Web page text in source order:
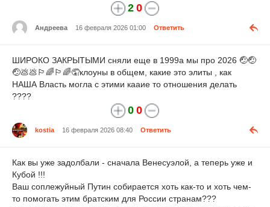
2 0
Андреева 16 февраля 2026 01:00 Ответить
ШИРОКО ЗАКРЫТЫМИ сняли еще в 1999а мы про 2026 🤕🤕
🤕💩💩🏳️‍🌈🏳️‍🌈🤦клоуны в общем, какие это элиты , как
НАША Власть могла с этими кааие то отношения делать
????
0 0
kostia 16 февраля 2026 08:40 Ответить
Как вы уже задолбали - сначала Венесуэлой, а теперь уже и
Кубой !!!
Ваш соплежуйный Путин собирается хоть как-то и хоть чем-
то помогать этим братским для России странам???